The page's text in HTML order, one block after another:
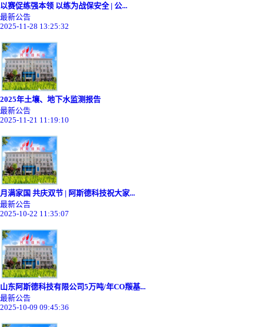
以赛促练强本领 以练为战保安全‌ | 公...
最新公告
2025-11-28 13:25:32
2025年土壤、地下水监测报告
最新公告
2025-11-21 11:19:10
月满家国 共庆双节 | 阿斯德科技祝大家...
最新公告
2025-10-22 11:35:07
山东阿斯德科技有限公司5万吨/年CO羰基...
最新公告
2025-10-09 09:45:36